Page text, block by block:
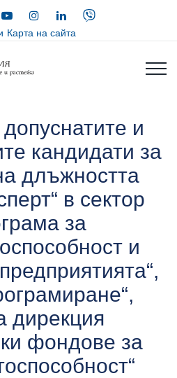
Карта на сайта
и
кандидати за
длъжността
в сектор
за
и
дирекция
фондове за